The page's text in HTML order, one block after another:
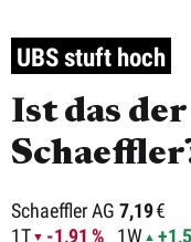
UBS stuft hoch
Ist das
Schaeffler AG 7,19€
1T
-1,91 % 1W